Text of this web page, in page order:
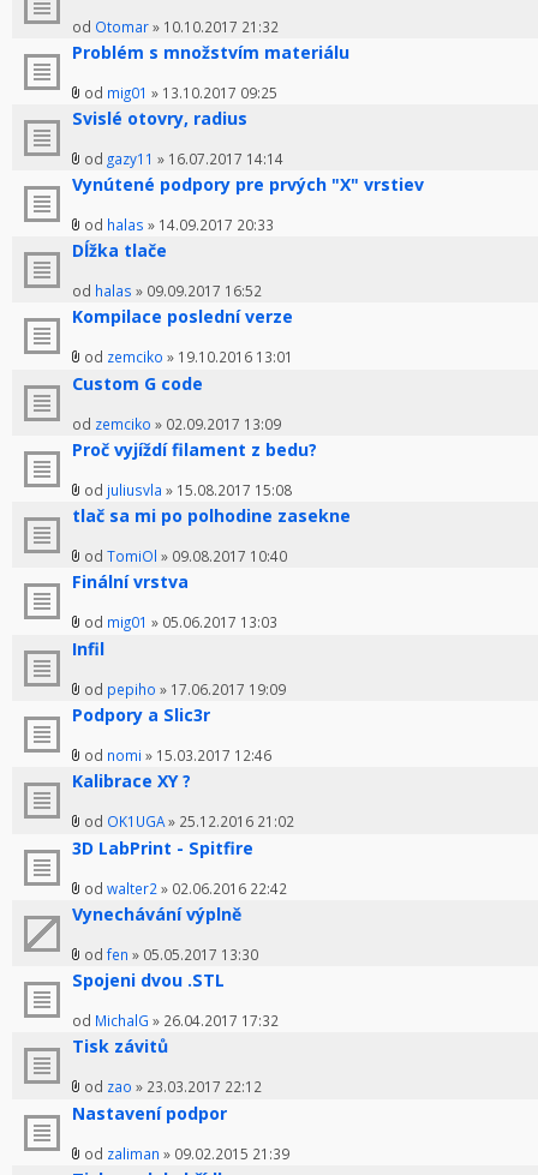
od Otomar» 10.10.2017 21:32
Problém s množstvím materiálu
od mig01 » 13.10.2017 09:25
Svislé otovry, radius
od gazy11 » 16.07.2017 14:14
Vynútené podpory pre prvých "X" vrstiev
od halas » 14.09.2017 20:33
Dĺžka tlače
od halas » 09.09.2017 16:52
Kompilace poslední verze
od zemciko » 19.10.2016 13:01
Custom G code
od zemciko » 02.09.2017 13:09
Proč vyjíždí filament z bedu?
od juliusvla » 15.08.2017 15:08
tlač sa mi po polhodine zasekne
od TomiOl » 09.08.2017 10:40
Finální vrstva
od mig01 » 05.06.2017 13:03
Infil
od pepiho » 17.06.2017 19:09
Podpory a Slic3r
od nomi » 15.03.2017 12:46
Kalibrace XY ?
od OK1UGA» 25.12.2016 21:02
3D LabPrint - Spitfire
od walter2» 02.06.2016 22:42
Vynechávání výplně
od fen » 05.05.2017 13:30
Spojeni dvou .STL
od MichalG » 26.04.2017 17:32
Tisk závitů
od zao » 23.03.2017 22:12
Nastavení podpor
od zaliman » 09.02.2015 21:39